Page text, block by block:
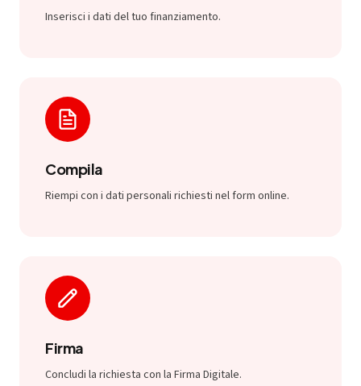
Inserisci i dati del tuo finanziamento.
Compila
Riempi con i dati personali richiesti nel form online.
Firma
Concludi la richiesta con la Firma Digitale.